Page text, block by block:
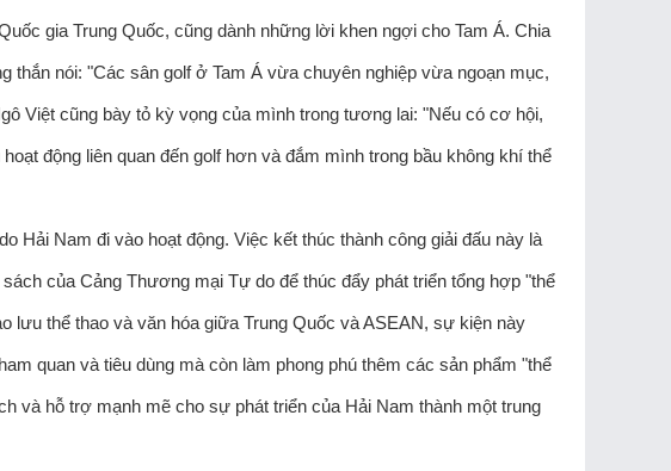
gia Trung Quốc, cũng dành những lời khen ngợi cho Tam Á. Chia
thắn nói: "Các sân golf ở Tam Á vừa chuyên nghiệp vừa ngoạn mục,
Việt cũng bày tỏ kỳ vọng của mình trong tương lai: "Nếu có cơ hội,
động liên quan đến golf hơn và đắm mình trong bầu không khí thể
Hải Nam đi vào hoạt động. Việc kết thúc thành công giải đấu này là
của Cảng Thương mại Tự do để thúc đẩy phát triển tổng hợp "thể
lưu thể thao và văn hóa giữa Trung Quốc và ASEAN, sự kiện này
quan và tiêu dùng mà còn làm phong phú thêm các sản phẩm "thể
và hỗ trợ mạnh mẽ cho sự phát triển của Hải Nam thành một trung